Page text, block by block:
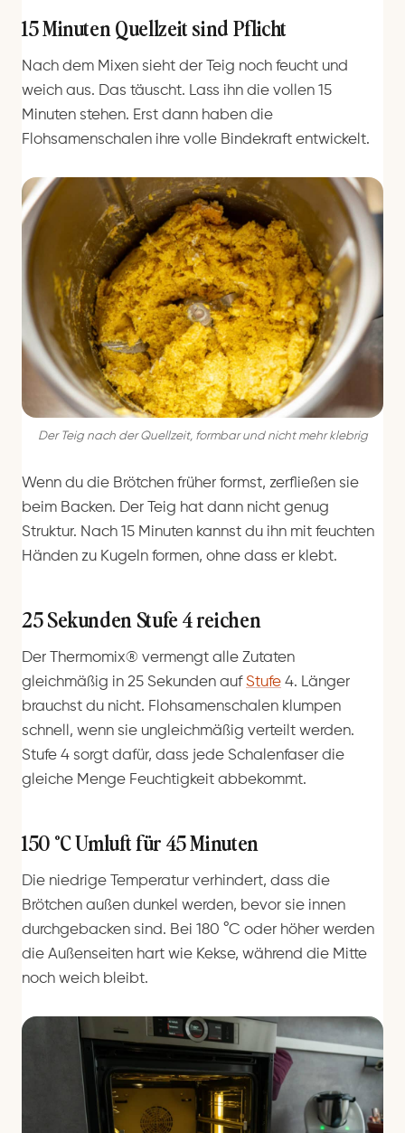
15 Minuten Quellzeit sind Pflicht
Nach dem Mixen sieht der Teig noch feucht und
weich aus. Das täuscht. Lass ihn die vollen 15
Minuten stehen. Erst dann haben die
Flohsamenschalen ihre volle Bindekraft entwickelt.
Der Teig nach der Quellzeit, formbar und nicht mehr klebrig
Wenn du die Brötchen früher formst, zerfließen sie
beim Backen. Der Teig hat dann nicht genug
Struktur. Nach 15 Minuten kannst du ihn mit feuchten
Händen zu Kugeln formen, ohne dass er klebt.
25 Sekunden Stufe 4 reichen
Der Thermomix® vermengt alle Zutaten
gleichmäßig in 25 Sekunden aufStufe 4. Länger
brauchst du nicht. Flohsamenschalen klumpen
schnell, wenn sie ungleichmäßig verteilt werden.
Stufe 4 sorgt dafür, dass jede Schalenfaser die
gleiche Menge Feuchtigkeit abbekommt.
150 °C Umluft für 45 Minuten
Die niedrige Temperatur verhindert, dass die
Brötchen außen dunkel werden, bevor sie innen
durchgebacken sind. Bei 180 °C oder höher werden
die Außenseiten hart wie Kekse, während die Mitte
noch weich bleibt.